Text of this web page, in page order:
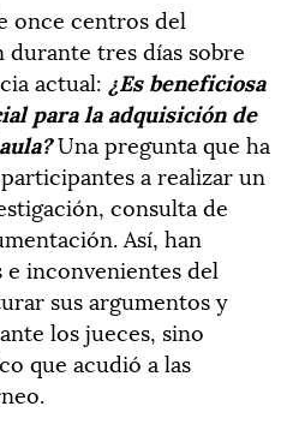
once centros del
tres días sobre
actual: ¿Es beneficiosa
para la adquisición de
?Una pregunta que ha
a realizar un
consulta de
Así, han
inconvenientes del
sus argumentos y
los jueces, sino
que acudió a las